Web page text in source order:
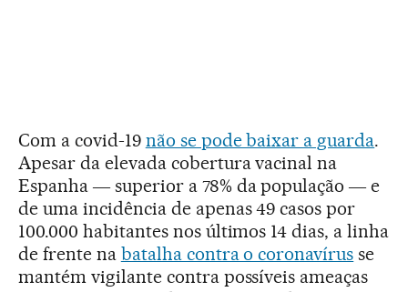
Com a covid-19 não se pode baixar a guarda.
Apesar da elevada cobertura vacinal na
Espanha ― superior a 78% da população ― e
de uma incidência de apenas 49 casos por
100.000 habitantes nos últimos 14 dias, a linha
de frente na batalha contra o coronavírus se
mantém vigilante contra possíveis ameaças